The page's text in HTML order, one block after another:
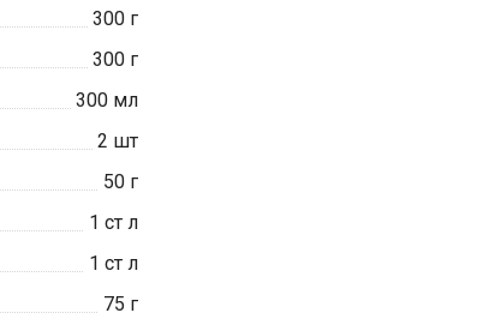
300г
300г
300мл
2 шт
50г
1 ст л
1 ст л
75 г